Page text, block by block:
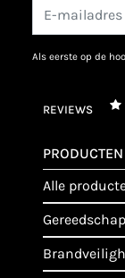
als eerste op de
REVIEWS
PRODUCTEN
alle